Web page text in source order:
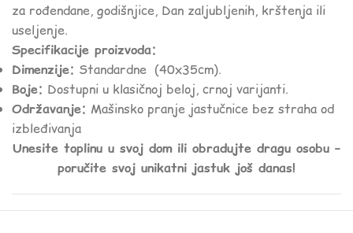
za rođendane, godišnjice, Dan zaljubljenih, krštenja ili
useljenje.
Specifikacije proizvoda:
Dimenzije: Standardne (40x35cm).
Boje: Dostupni u klasičnoj beloj, crnoj varijanti.
Održavanje: Mašinsko pranje jastučnice bez straha od
izbleđivanja
Unesite toplinu u svoj dom ili obradujte dragu osobu –
poručite svoj unikatni jastuk još danas!